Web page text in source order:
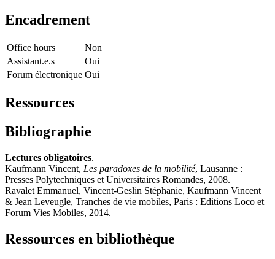
Encadrement
Office hours
Non
Assistant.e.s
Oui
Forum électronique Oui
Ressources
Bibliographie
Lectures obligatoires.
Kaufmann Vincent, Les paradoxes de la mobilité, Lausanne :
Presses Polytechniques et Universitaires Romandes, 2008.
Ravalet Emmanuel, Vincent-Geslin Stéphanie, Kaufmann Vincent
& Jean Leveugle, Tranches de vie mobiles, Paris : Editions Loco et
Forum Vies Mobiles, 2014.
Ressources en bibliothèque